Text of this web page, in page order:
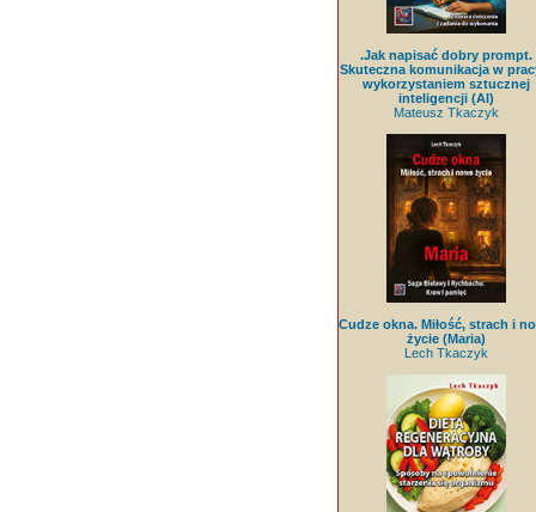
.Jak napisać dobry prompt.
Skuteczna komunikacja w
wykorzystaniem sztucznej
inteligencji (AI)
Mateusz Tkaczyk
Cudze okna. Miłość, strach i
życie (Maria)
Lech Tkaczyk